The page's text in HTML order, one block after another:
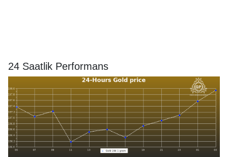
24 Saatlik Performans